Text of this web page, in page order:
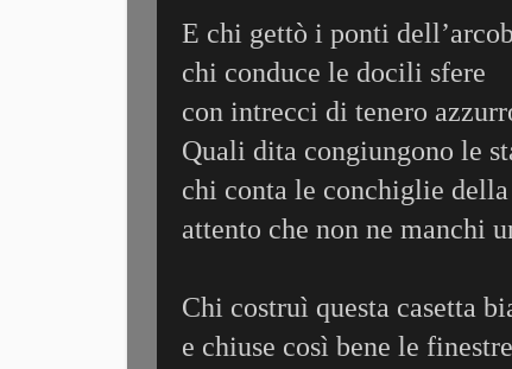
E chi gettò i ponti
chi conduce le docili sfere
con intrecci di tenero
Quali dita congiungono le
chi conta le conchiglie
attento che non ne manchi
Chi costruì questa casetta
e chiuse così bene le finestre